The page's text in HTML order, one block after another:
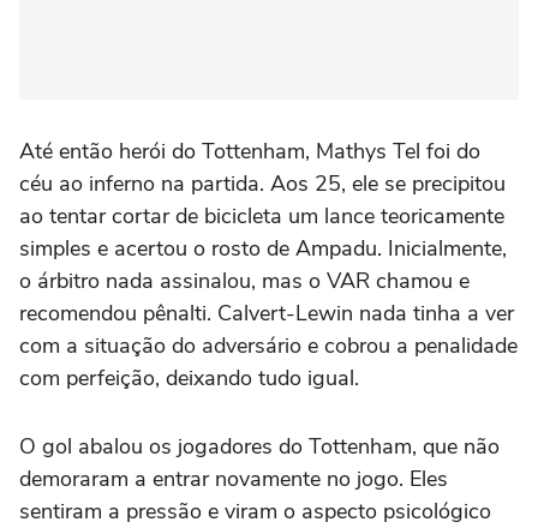
Até então herói do Tottenham, Mathys Tel foi do
céu ao inferno na partida. Aos 25, ele se precipitou
ao tentar cortar de bicicleta um lance teoricamente
simples e acertou o rosto de Ampadu. Inicialmente,
o árbitro nada assinalou, mas o VAR chamou e
recomendou pênalti. Calvert-Lewin nada tinha a ver
com a situação do adversário e cobrou a penalidade
com perfeição, deixando tudo igual.
O gol abalou os jogadores do Tottenham, que não
demoraram a entrar novamente no jogo. Eles
sentiram a pressão e viram o aspecto psicológico